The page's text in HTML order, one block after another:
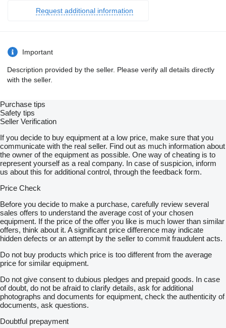
власне СТО, відділ по ремонту КПП та Редукторів,
Наш сайт show contacts
show contacts
Пропонуємо Вашій увазі
Корпус фільтра палива MAN TGA/TGX — надійний захист
для вашої системи живлення
TGX? Цей високоякісний корпус фільтра забезпечить
ефективний захист вашої палива від забруднень, що
продовжить термін служби вашого двигуна та зменшить
потребу в обслуговуванні.
Основні переваги:
Сумісність з MAN TGA та MAN TGX, що забезпечує
простоту установки та сумісність
Висока надійність матеріалів, що використовуються для
виробництва корпусу
Захист палива від води, бруду та інших забруднень, що
може знижувати ефективність роботи двигуна
Технічні характеристики:
Призначений для MAN TGA/TGX
Матеріали, що витримують високі температури та механічні
навантаження
Сумісний з оригінальними фільтрами палива для вантажівок
Гарантія:
Гарантія на встановлення та перевірку – після монтажу ви
обмін або повернення.
Доставка та видача:
Швидка доставка по всій Україні
Безкоштовний самовивіз у понад 50 партнерських точках
Усі запчастини проходять перевірку перед продажем.
Request additional information
Important
Description provided by the seller. Please verify all details directly
with the seller.
Purchase tips
Safety tips
Seller Verification
If you decide to buy equipment at a low price, make sure that you
communicate with the real seller. Find out as much information about
the owner of the equipment as possible. One way of cheating is to
represent yourself as a real company. In case of suspicion, inform
us about this for additional control, through the feedback form.
Price Check
Before you decide to make a purchase, carefully review several
sales offers to understand the average cost of your chosen
equipment. If the price of the offer you like is much lower than similar
offers, think about it. A significant price difference may indicate
hidden defects or an attempt by the seller to commit fraudulent acts.
Do not buy products which price is too different from the average
price for similar equipment.
Do not give consent to dubious pledges and prepaid goods. In case
of doubt, do not be afraid to clarify details, ask for additional
photographs and documents for equipment, check the authenticity of
documents, ask questions.
Doubtful prepayment